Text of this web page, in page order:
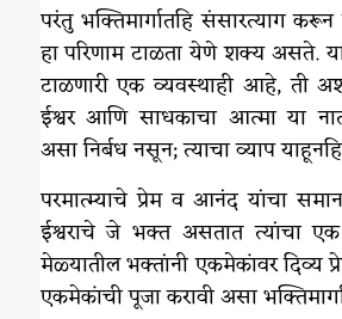
परंतु भक्तिमार्गातहि संसारत्याग करून
हा परिणाम टाळता येणे शक्य असते. या
टाळणारी एक व्यवस्थाही आहे, ती
ईश्वर आणि साधकाचा आत्मा या
असा निर्बध नसून; त्याचा व्याप
परमात्म्याचे प्रेम व आनंद यांचा
ईश्वराचे जे भक्त असतात त्यांचा
मेळ्यातील भक्तांनी एकमेकांवर दिव्य
एकमेकांची पूजा करावी असा